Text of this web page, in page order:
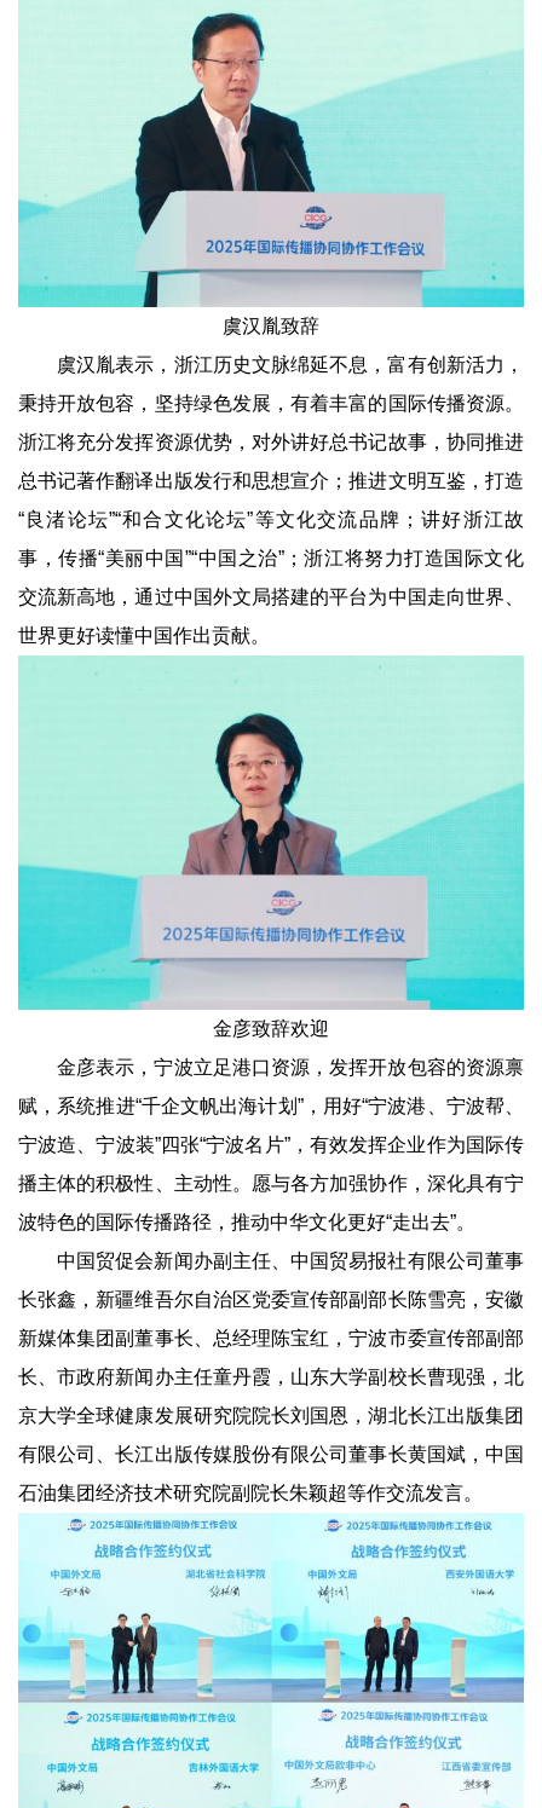
虞汉胤致辞
虞汉胤表示，浙江历史文脉绵延不息，富有创新活力，
秉持开放包容，坚持绿色发展，有着丰富的国际传播资源。
浙江将充分发挥资源优势，对外讲好总书记故事，协同推进
总书记著作翻译出版发行和思想宣介；推进文明互鉴，打造
“良渚论坛”“和合文化论坛”等文化交流品牌；讲好浙江故
事，传播“美丽中国”“中国之治”；浙江将努力打造国际文化
交流新高地，通过中国外文局搭建的平台为中国走向世界、
世界更好读懂中国作出贡献。
金彦致辞欢迎
金彦表示，宁波立足港口资源，发挥开放包容的资源禀
赋，系统推进“千企文帆出海计划”，用好“宁波港、宁波帮、
宁波造、宁波装”四张“宁波名片”，有效发挥企业作为国际传
播主体的积极性、主动性。愿与各方加强协作，深化具有宁
波特色的国际传播路径，推动中华文化更好“走出去”。
中国贸促会新闻办副主任、中国贸易报社有限公司董事
长张鑫，新疆维吾尔自治区党委宣传部副部长陈雪亮，安徽
新媒体集团副董事长、总经理陈宝红，宁波市委宣传部副部
长、市政府新闻办主任童丹霞，山东大学副校长曹现强，北
京大学全球健康发展研究院院长刘国恩，湖北长江出版集团
有限公司、长江出版传媒股份有限公司董事长黄国斌，中国
石油集团经济技术研究院副院长朱颖超等作交流发言。